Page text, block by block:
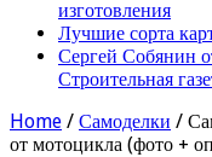
изготовления
Лучшие сорта
Сергей Собянин
Строительная
Home / Самоделки /
от мотоцикла (фото +